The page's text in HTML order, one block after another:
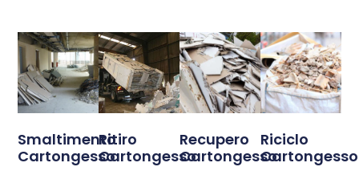
Smaltimento
Cartongesso
Ritiro
Cartongesso
Recupero
Cartongesso
Riciclo
Cartongesso